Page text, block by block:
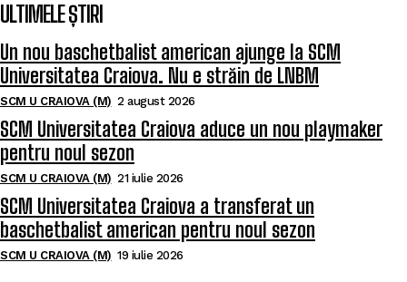
ULTIMELE ȘTIRI
Un nou baschetbalist american ajunge la SCM
Universitatea Craiova. Nu e străin de LNBM
SCM U CRAIOVA (M) 2 august 2026
SCM Universitatea Craiova aduce un nou playmaker
pentru noul sezon
SCM U CRAIOVA (M) 21 iulie 2026
SCM Universitatea Craiova a transferat un
baschetbalist american pentru noul sezon
SCM U CRAIOVA (M) 19 iulie 2026